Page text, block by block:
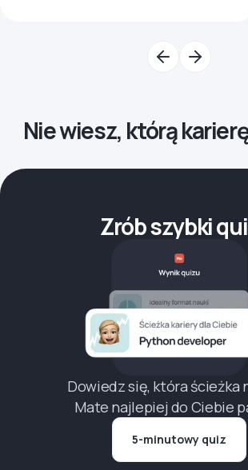
Nie wiesz, którą
Zrób szybki
Dowiedz się, która ścieżka
Mate najlepiej do Ciebie
5-minutowy quiz